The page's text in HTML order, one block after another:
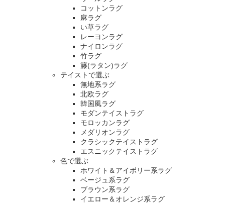
コットンラグ
麻ラグ
い草ラグ
レーヨンラグ
ナイロンラグ
竹ラグ
籐(ラタン)ラグ
テイストで選ぶ
無地系ラグ
北欧ラグ
韓国風ラグ
モダンテイストラグ
モロッカンラグ
メダリオンラグ
クラシックテイストラグ
エスニックテイストラグ
色で選ぶ
ホワイト＆アイボリー系ラグ
ベージュ系ラグ
ブラウン系ラグ
イエロー＆オレンジ系ラグ